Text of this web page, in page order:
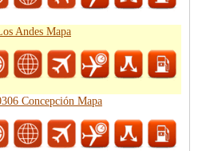
Andes Mapa
Concepción Mapa